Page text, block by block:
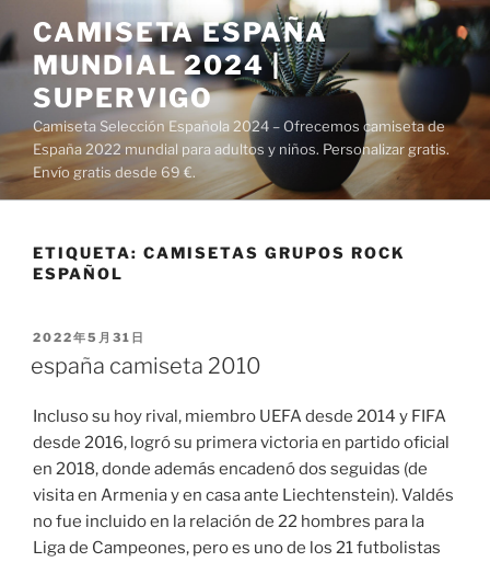
al
contenido
CAMISETA ESPAÑA
MUNDIAL 2024 |
SUPERVIGO
Camiseta Selección Española 2024 – Ofrecemos camiseta de
España 2022 mundial para adultos y niños. Personalizar gratis.
Envío gratis desde 69 €.
ETIQUETA: CAMISETAS GRUPOS ROCK
ESPAÑOL
PUBLICADO
2022年5月31日
españa camiseta 2010
Incluso su hoy rival, miembro UEFA desde 2014 y FIFA
desde 2016, logró su primera victoria en partido oficial
en 2018, donde además encadenó dos seguidas (de
visita en Armenia y en casa ante Liechtenstein). Valdés
no fue incluido en la relación de 22 hombres para la
Liga de Campeones, pero es uno de los 21 futbolistas